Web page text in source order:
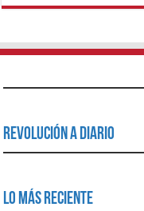
Revolución a Diario
Lo Más Reciente